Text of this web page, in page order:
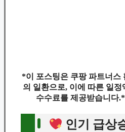
*이 포스팅은 쿠팡 파트너스
의 일환으로, 이에 따른 일정
수수료를 제공받습니다.*
인기 급상